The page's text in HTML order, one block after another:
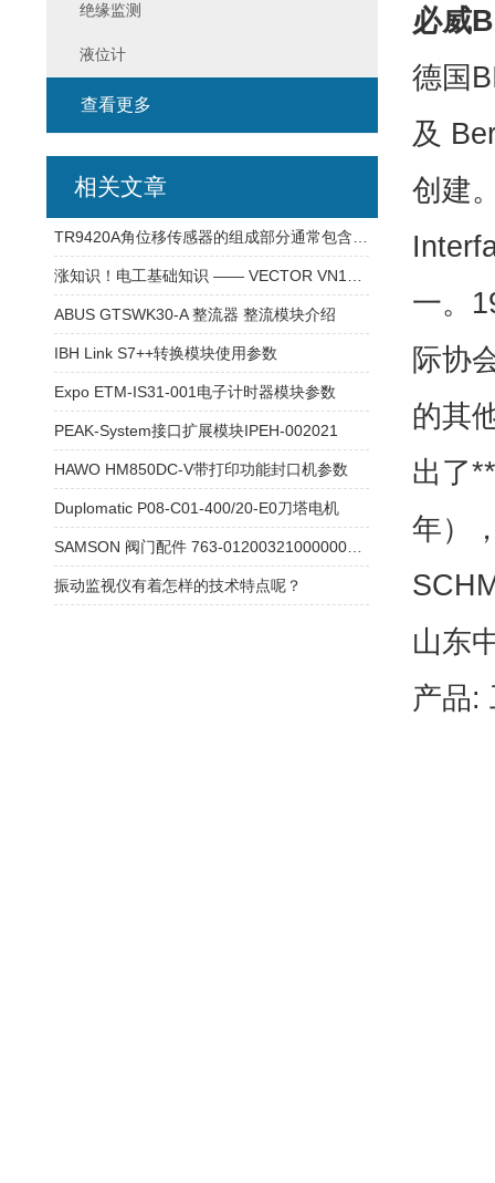
必威
德国
及
创建
一。
际协
的其
出了
年）
山东
产品:
绝缘监测
液位计
查看更多
相关文章
ABUS GTSWK30-A 整流器 整流模块介绍
IBH Link S7++转换模块使用参数
Expo ETM-IS31-001电子计时器模块参数
PEAK-System接口扩展模块IPEH-002021
HAWO HM850DC-V带打印功能封口机参数
Duplomatic P08-C01-400/20-E0刀塔电机
振动监视仪有着怎样的技术特点呢？